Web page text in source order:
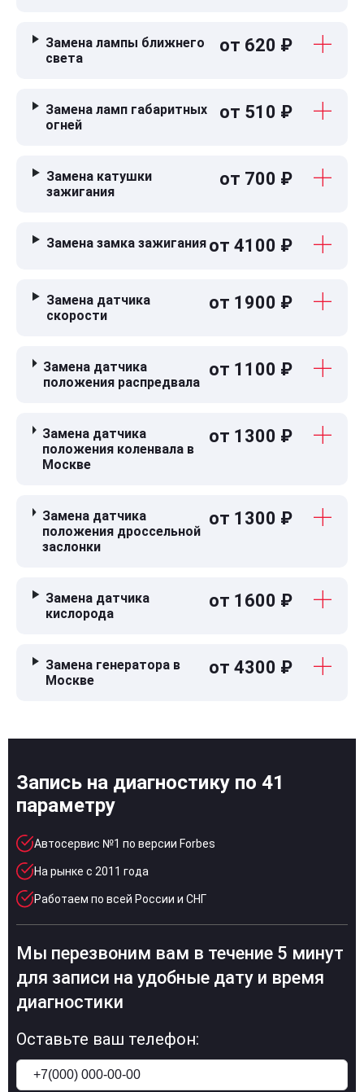
Замена лампы ближнего
света
от 620 ₽
Замена ламп габаритных
огней
от 510 ₽
Замена катушки
зажигания
от 700 ₽
Замена замка зажигания от 4100 ₽
Замена датчика
скорости
от 1900 ₽
Замена датчика
положения распредвала
от 1100 ₽
Замена датчика
положения коленвала в
Москве
от 1300 ₽
Замена датчика
положения дроссельной
заслонки
от 1300 ₽
Замена датчика
кислорода
от 1600 ₽
Замена генератора в
Москве
от 4300 ₽
Запись на диагностику по 41
параметру
Автосервис №1 по версии Forbes
На рынке с 2011 года
Работаем по всей России и СНГ
Мы перезвоним вам в течение 5 минут
для записи на удобные дату и время
диагностики
Оставьте ваш телефон: